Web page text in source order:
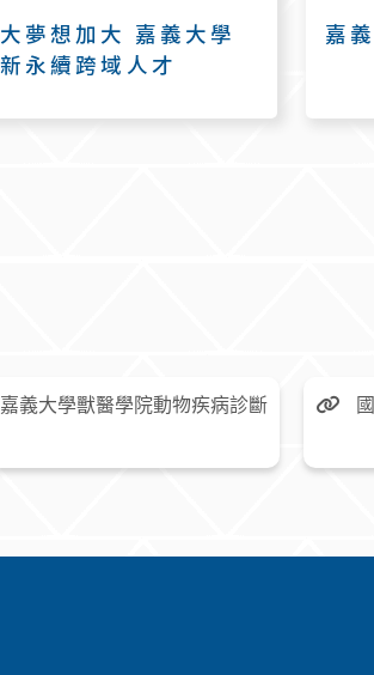
夢想加大 嘉義大學
永續跨域人才
嘉
義大學獸醫學院動物疾病診斷